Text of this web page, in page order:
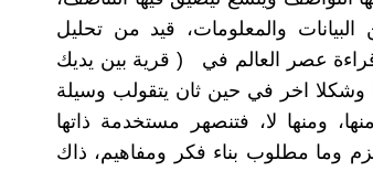
والمعلومات، قيد من تحليل
عصر العالم في ( قرية بين يديك
وشكلا اخر في حين ثان يتقولب وسيلة
ومنها لا، فتنصهر مستخدمة ذاتها
وما مطلوب بناء فكر ومفاهيم، ذاك